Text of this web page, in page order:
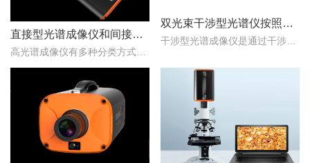
直接型光谱成像仪和间接型光谱成像仪区别
高光谱成像仪有多种分类方式，按照重构理论分类，可以分为直接型光谱成像仪和间接型光谱成像仪。那么，直接型光谱成像仪和间接型光谱成像仪什么区别？下文对直接型光谱成像..
双光束干涉型光谱仪按照调制方式不同可分为哪些类型？
干涉型光谱成像仪是通过干涉元件和焦平面探测器对目标场景进行成像，干涉光谱成像技术主要包括双光束干涉型和多光束干涉型两种。那么，双光束干涉型光谱仪按照调制方式不同..